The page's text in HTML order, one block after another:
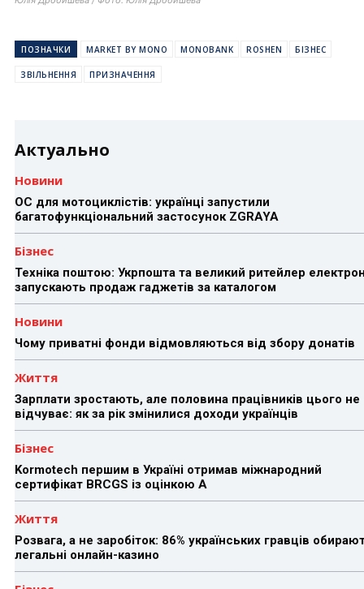
ПОЗНАЧКИ MARKET BY MONO MONOBANK ROSHEN БІЗНЕС
ЗВІЛЬНЕННЯ ПРИЗНАЧЕННЯ
Актуально
Новини
ОС для мотоциклістів: українці запустили
багатофункціональний застосунок ZGRAYA
Бізнес
Техніка поштою: Укрпошта та великий ритейлер
запускають продаж гаджетів за каталогом
Новини
Чому приватні фонди відмовляються від збору донатів
Життя
Зарплати зростають, але половина працівників цього не
відчуває: як за рік змінилися доходи українців
Бізнес
Kormotech першим в Україні отримав міжнародний
сертифікат BRCGS із оцінкою A
Життя
Розвага, а не заробіток: 86% українських гравців
легальні онлайн-казино